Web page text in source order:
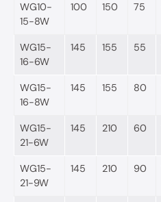
WG10-
15-8W
100 150 75
WG15-
16-6W
145 155 55
WG15-
16-8W
145 155 80
WG15-
21-6W
145 210 60
WG15-
21-9W
145 210 90